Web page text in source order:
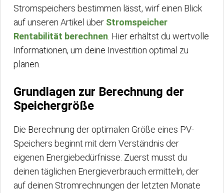
Stromspeichers bestimmen lässt, wirf einen Blick
auf unseren Artikel über Stromspeicher
Rentabilität berechnen . Hier erhältst du wertvolle
Informationen, um deine Investition optimal zu
planen.
Grundlagen zur Berechnung der
Speichergröße
Die Berechnung der optimalen Größe eines PV-
Speichers beginnt mit dem Verständnis der
eigenen Energiebedürfnisse. Zuerst musst du
deinen täglichen Energieverbrauch ermitteln, der
auf deinen Stromrechnungen der letzten Monate